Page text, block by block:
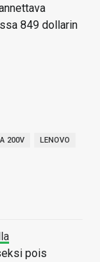
849 dollarin
200V LENOVO
pois